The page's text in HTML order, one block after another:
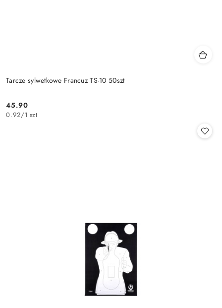
Tarcze sylwetkowe Francuz TS-10 50szt
Cena:
45.90
0.92/1 szt